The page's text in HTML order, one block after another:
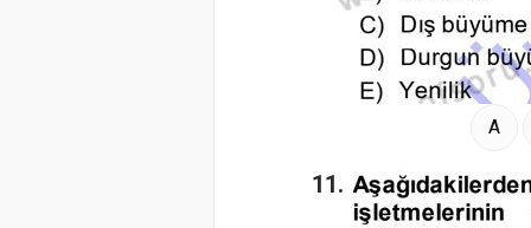
A
11.